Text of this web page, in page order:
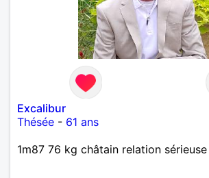
Excalibur
Thésée - 61 ans
1m87 76 kg châtain relation sérieuse